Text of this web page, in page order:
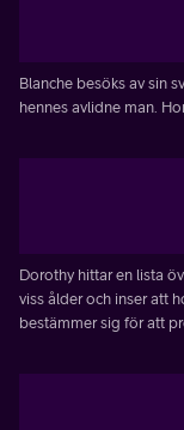
Blanche besöks av sin
hennes avlidne man.
Dorothy hittar en lista
viss ålder och inser att
bestämmer sig för att